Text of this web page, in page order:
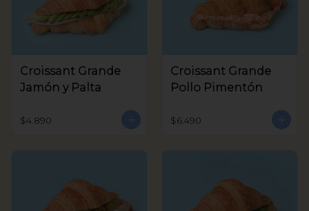
Croissant Grande
Jamón y Palta
$4.890
Croissant Grande
Pollo Pimentón
$6.490